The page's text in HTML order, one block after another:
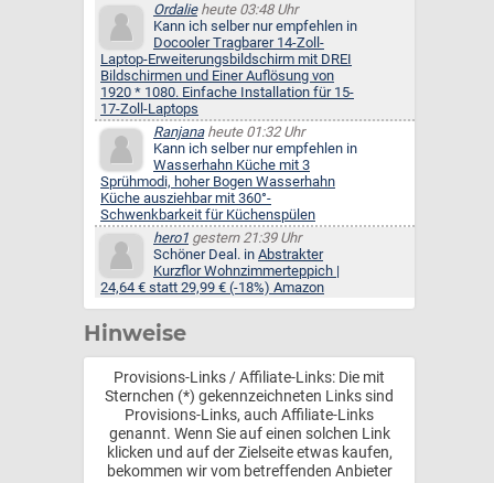
Ordalieheute 03:48 Uhr
Kann ich selber nur empfehlen in
Docooler Tragbarer 14-Zoll-
Laptop-Erweiterungsbildschirm mit DREI
Bildschirmen und Einer Auflösung von
1920 * 1080. Einfache Installation für 15-
17-Zoll-Laptops
Ranjanaheute 01:32 Uhr
Kann ich selber nur empfehlen in
Wasserhahn Küche mit 3
Sprühmodi, hoher Bogen Wasserhahn
Küche ausziehbar mit 360°-
Schwenkbarkeit für Küchenspülen
hero1 gestern 21:39 Uhr
Schöner Deal. in Abstrakter
Kurzflor Wohnzimmerteppich |
24,64 € statt 29,99 € (-18%) Amazon
Hinweise
Provisions-Links / Affiliate-Links: Die mit
Sternchen (*) gekennzeichneten Links sind
Provisions-Links, auch Affiliate-Links
genannt. Wenn Sie auf einen solchen Link
klicken und auf der Zielseite etwas kaufen,
bekommen wir vom betreffenden Anbieter